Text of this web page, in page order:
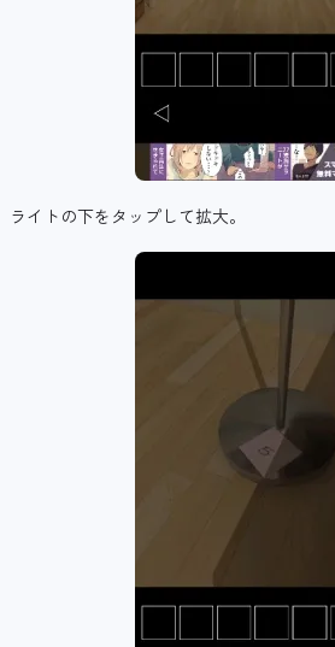
ライトの下をタップして拡大。